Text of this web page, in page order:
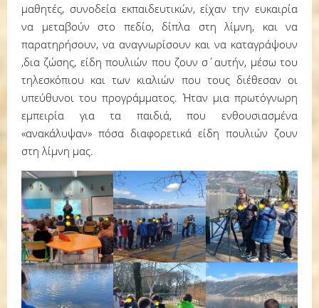
μαθητές, συνοδεία εκπαιδευτικών, είχαν την ευκαιρία
να μεταβούν στο πεδίο, δίπλα στη λίμνη, και να
παρατηρήσουν, να αναγνωρίσουν και να καταγράψουν
,δια ζώσης, είδη πουλιών που ζουν σ΄αυτήν, μέσω του
τηλεσκόπιου και των κιαλιών που τους διέθεσαν οι
υπεύθυνοι του προγράμματος. Ήταν μια πρωτόγνωρη
εμπειρία για τα παιδιά, που ενθουσιασμένα
«ανακάλυψαν» πόσα διαφορετικά είδη πουλιών ζουν
στη λίμνη μας.